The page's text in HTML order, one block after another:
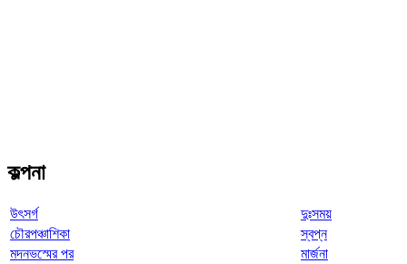
কল্পনা
উৎসর্গ
দুঃসময়
চৌরপঞ্চাশিকা
স্বপ্ন
মদনভস্মের পর
মার্জনা